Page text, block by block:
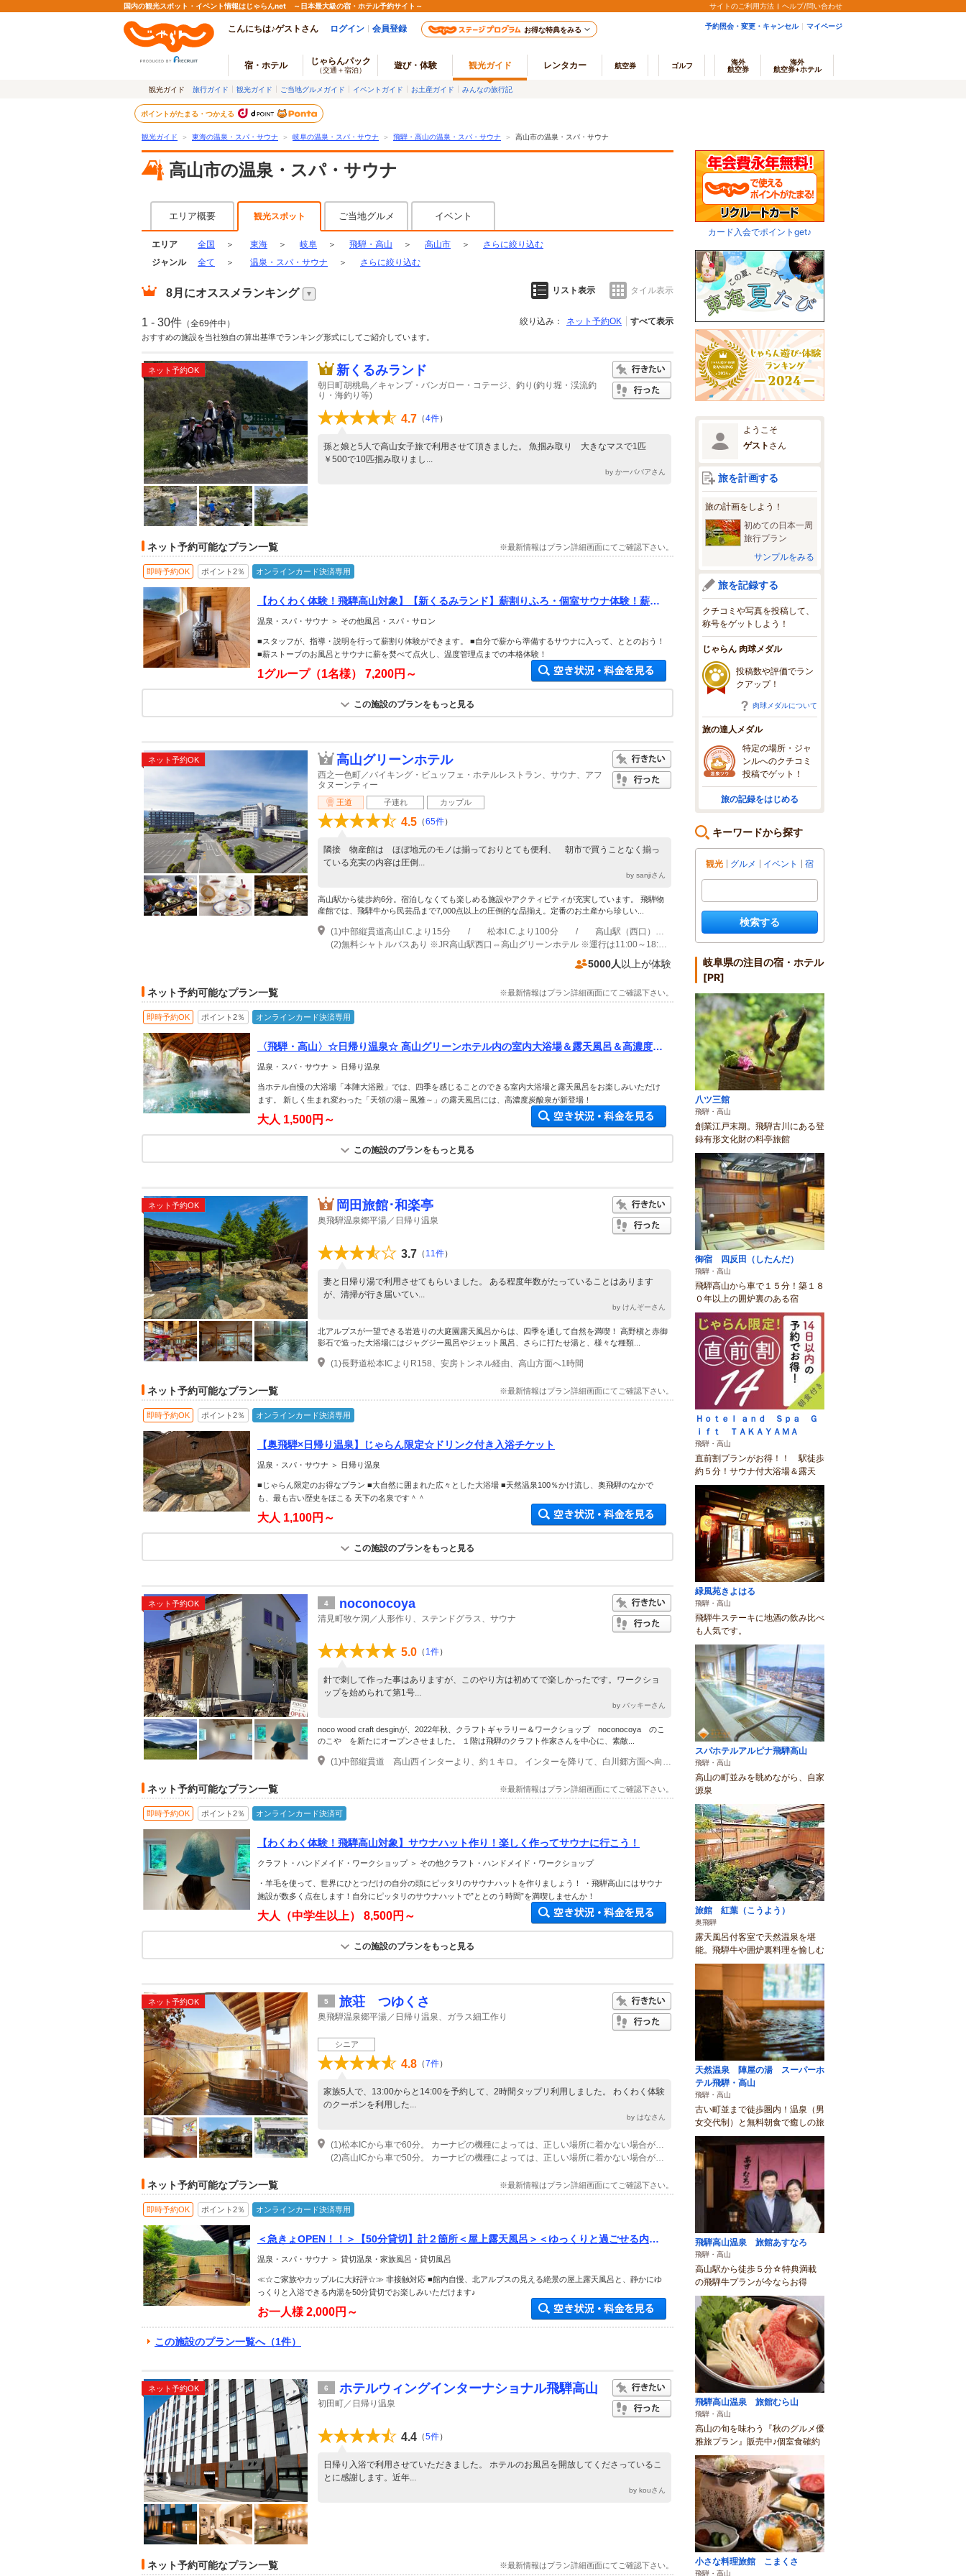
国内の観光スポット・イベント情報はじゃらんnet ～日本最大級の宿・ホテル予約サイト～ サイトのご利用方法 ヘルプ/問い合わせ
こんにちは♪ゲストさん ログイン 会員登録 お得な特典をみる 予約照会・変更・キャンセル マイページ
宿・ホテル じゃらんパック
（交通＋宿泊） 遊び・体験 観光ガイド レンタカー 航空券 ゴルフ
海外
航空券
海外
航空券+ホテル
観光ガイド 旅行ガイド 観光ガイド ご当地グルメガイド イベントガイド お土産ガイド みんなの旅行記
ポイントがたまる・つかえる
観光ガイド ＞ 東海の温泉・スパ・サウナ ＞ 岐阜の温泉・スパ・サウナ ＞ 飛騨・高山の温泉・スパ・サウナ ＞ 高山市の温泉・スパ・サウナ
高山市の温泉・スパ・サウナ
エリア概要 観光スポット ご当地グルメ イベント
エリア 全国 ＞ 東海 ＞ 岐阜 ＞ 飛騨・高山 ＞ 高山市 ＞
さらに絞り込む
ジャンル
全て ＞ 温泉・スパ・サウナ ＞ さらに絞り込む
8月 にオススメランキング リスト表示 タイル表示
1 - 30件 （全69件中） 絞り込み： ネット予約OK すべて表示
おすすめの施設を当社独自の算出基準でランキング形式にしてご紹介しています。
ネット予約OK 新くるみランド
朝日町胡桃島／キャンプ・バンガロー・コテージ、釣り(釣り堀・渓流釣
り・海釣り等)
4.7 （4件）
孫と娘と5人で高山女子旅で利用させて頂きました。 魚掴み取り 大きなマスで1匹
￥500で10匹掴み取りまし...
by かーババアさん
ネット予約可能なプラン一覧 ※最新情報はプラン詳細画面にてご確認下さい。
即時予約OK ポイント2％ オンラインカード決済専用
【わくわく体験！飛騨高山対象】【新くるみランド】薪割りふろ・個室サウナ体験！薪割
温泉・スパ・サウナ ＞ その他風呂・スパ・サロン
■スタッフが、指導・説明を行って薪割り体験ができます。 ■自分で薪から準備するサウナに入って、ととのおう！
■薪ストーブのお風呂とサウナに薪を焚べて点火し、温度管理点までの本格体験！
1グループ（1名様） 7,200円～
空き状況・料金を見る
この施設のプランをもっと見る
ネット予約OK 高山グリーンホテル
西之一色町／バイキング・ビュッフェ・ホテルレストラン、サウナ、アフ
タヌーンティー
王道 子連れ カップル
4.5 （65件）
隣接 物産館は ほぼ地元のモノは揃っておりとても便利、 朝市で買うことなく揃っ
ている充実の内容は圧倒...
by sanjiさん
高山駅から徒歩約6分。宿泊しなくても楽しめる施設やアクティビティが充実しています。 飛騨物
産館では、飛騨牛から民芸品まで7,000点以上の圧倒的な品揃え。定番のお土産から珍しい...
(1)中部縦貫道高山I.C.より15分 / 松本I.C.より100分 / 高山駅（西口）より徒歩6分 大阪： 車以外／JR高山本線で高山駅下車 西口より徒歩6分 車／国道41号線を富山方面へ15分～高山IC～国道41号線を名古屋方面へ15分国道158号線を左折し信号1つ目右 名古屋： 車以外／JR高山本線、特急で約2時間20分で高山へ。駅（西口）より徒歩6分 車／東海北陸自動車道高山方面へ～高山IC～R158高山方面へ15分
(2)無料シャトルバスあり ※JR高山駅西口⇔高山グリーンホテル ※運行は11:00～18:30となります。 （白いマイクロバス 緑字で高山グリーンホテルと書いてあります）
5000人 以上が体験
ネット予約可能なプラン一覧 ※最新情報はプラン詳細画面にてご確認下さい。
即時予約OK ポイント2％ オンラインカード決済専用
〈飛騨・高山〉☆日帰り温泉☆ 高山グリーンホテル内の室内大浴場＆露天風呂＆高濃度炭
温泉・スパ・サウナ ＞ 日帰り温泉
当ホテル自慢の大浴場「本陣大浴殿」では、四季を感じることのできる室内大浴場と露天風呂をお楽しみいただけ
ます。 新しく生まれ変わった「天領の湯～風雅～」の露天風呂には、高濃度炭酸泉が新登場！
大人 1,500円～
空き状況・料金を見る
この施設のプランをもっと見る
ネット予約OK 岡田旅館･和楽亭
奥飛騨温泉郷平湯／日帰り温泉
3.7 （ 11件）
妻と日帰り湯で利用させてもらいました。 ある程度年数がたっていることはあります
が、清掃が行き届いてい...
by けんぞーさん
北アルプスが一望できる岩造りの大庭園露天風呂からは、四季を通して自然を満喫！ 高野槇と赤御
影石で造った大浴場にはジャグジー風呂やジェット風呂、さらに打たせ湯と、様々な種類...
(1)長野道松本ICよりR158、安房トンネル経由、高山方面へ1時間
ネット予約可能なプラン一覧 ※最新情報はプラン詳細画面にてご確認下さい。
即時予約OK ポイント2％ オンラインカード決済専用
【奥飛騨×日帰り温泉】じゃらん限定☆ドリンク付き入浴チケット
温泉・スパ・サウナ ＞ 日帰り温泉
■じゃらん限定のお得なプラン ■大自然に囲まれた広々とした大浴場 ■天然温泉100％かけ流し、奥飛騨のなかで
も、最も古い歴史をほこる 天下の名泉です＾＾
大人 1,100円～
空き状況・料金を見る
この施設のプランをもっと見る
ネット予約OK 4 noconocoya
清見町牧ケ洞／人形作り、ステンドグラス、サウナ
5.0 （ 1件）
針で刺して作った事はありますが、このやり方は初めてで楽しかったです。ワークショ
ップを始められて第1号...
by バッキーさん
noco wood craft desginが、2022年秋、クラフトギャラリー＆ワークショップ noconocoya のこ
のこや を新たにオープンさせました。 １階は飛騨のクラフト作家さんを中心に、素敵...
(1)中部縦貫道 高山西インターより、約１キロ。 インターを降りて、白川郷方面へ向かうと、約１キロの左手側にオレンジ色のカーブミラーが見えます。そのカーブミラーの向かいのみちを右手に入ると民家があり、その奥に木の壁と白色の建物があります。 そこがnoconocoya のこのこや です。
ネット予約可能なプラン一覧 ※最新情報はプラン詳細画面にてご確認下さい。
即時予約OK ポイント2％ オンラインカード決済可
【わくわく体験！飛騨高山対象】サウナハット作り！楽しく作ってサウナに行こう！
クラフト・ハンドメイド・ワークショップ ＞ その他クラフト・ハンドメイド・ワークショップ
・羊毛を使って、世界にひとつだけの自分の頭にピッタリのサウナハットを作りましょう！ ・飛騨高山にはサウナ
施設が数多く点在します！自分にピッタリのサウナハットで”ととのう時間”を満喫しませんか！
大人（中学生以上） 8,500円～
空き状況・料金を見る
この施設のプランをもっと見る
ネット予約OK 5 旅荘 つゆくさ
奥飛騨温泉郷平湯／日帰り温泉、ガラス細工作り
シニア
4.8 （7件）
家族5人で、13:00からと14:00を予約して、2時間タップリ利用しました。 わくわく体験
のクーポンを利用した...
by はなさん
(1)松本ICから車で60分。 カーナビの機種によっては、正しい場所に着かない場合があるので、じゃらんネットの地図を参照してください。
(2)高山ICから車で50分。 カーナビの機種によっては、正しい場所に着かない場合があるので、じゃらんネットの地図を参照してください。
ネット予約可能なプラン一覧 ※最新情報はプラン詳細画面にてご確認下さい。
即時予約OK ポイント2％ オンラインカード決済専用
＜急きょOPEN！！＞【50分貸切】計２箇所＜屋上露天風呂＞＜ゆっくりと過ごせる内湯
温泉・スパ・サウナ ＞ 貸切温泉・家族風呂・貸切風呂
≪☆ご家族やカップルに大好評☆≫ 非接触対応 ■館内自慢、北アルプスの見える絶景の屋上露天風呂と、静かにゆ
っくりと入浴できる内湯を50分貸切でお楽しみいただけます♪
お一人様 2,000円～
空き状況・料金を見る
この施設のプラン一覧へ（1件）
ネット予約OK 6 ホテルウィングインターナショナル飛騨高山
初田町／日帰り温泉
4.4 （5件）
日帰り入浴で利用させていただきました。 ホテルのお風呂を開放してくださっているこ
とに感謝します。近年...
by kouさん
ネット予約可能なプラン一覧 ※最新情報はプラン詳細画面にてご確認下さい。
カード入会でポイントget♪
ようこそ
ゲスト さん
旅を計画する
旅の計画をしよう！
初めての日本一周
旅行プラン
サンプルをみる
旅を記録する
クチコミや写真を投稿して、
称号をゲットしよう！
じゃらん 肉球メダル
投稿数や評価でラン
クアップ！
肉球メダルについて
旅の達人メダル
特定の場所・ジャ
ンルへのクチコミ
投稿でゲット！
旅の記録をはじめる
キーワードから探す
観光 グルメ イベント 宿
検索する
岐阜県の注目の宿・ホテル
[PR]
八ツ三館
飛騨・高山
創業江戸末期。飛騨古川にある登
録有形文化財の料亭旅館
御宿 四反田（したんだ）
飛騨・高山
飛騨高山から車で１５分！築１８
０年以上の囲炉裏のある宿
Ｈｏｔｅｌ ａｎｄ Ｓｐａ Ｇ
ｉｆｔ ＴＡＫＡＹＡＭＡ
飛騨・高山
直前割プランがお得！！ 駅徒歩
約５分！サウナ付大浴場＆露天
緑風苑きよはる
飛騨・高山
飛騨牛ステーキに地酒の飲み比べ
も人気です。
スパホテルアルピナ飛騨高山
飛騨・高山
高山の町並みを眺めながら、自家
源泉
旅館 紅葉（こうよう）
奥飛騨
露天風呂付客室で天然温泉を堪
能。飛騨牛や囲炉裏料理を愉しむ
天然温泉 陣屋の湯 スーパーホ
テル飛騨・高山
飛騨・高山
古い町並まで徒歩圏内！温泉（男
女交代制）と無料朝食で癒しの旅
飛騨高山温泉 旅館あすなろ
飛騨・高山
高山駅から徒歩５分☆特典満載
の飛騨牛プランが今ならお得
飛騨高山温泉 旅館むら山
飛騨・高山
高山の旬を味わう『秋のグルメ優
雅旅プラン』販売中♪個室食確約
小さな料理旅館 こまくさ
飛騨・高山